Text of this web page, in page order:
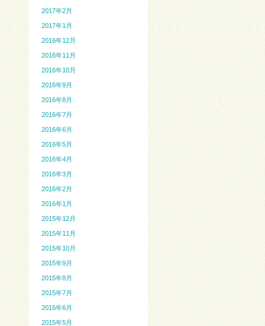
2017年2月
2017年1月
2016年12月
2016年11月
2016年10月
2016年9月
2016年8月
2016年7月
2016年6月
2016年5月
2016年4月
2016年3月
2016年2月
2016年1月
2015年12月
2015年11月
2015年10月
2015年9月
2015年8月
2015年7月
2015年6月
2015年5月